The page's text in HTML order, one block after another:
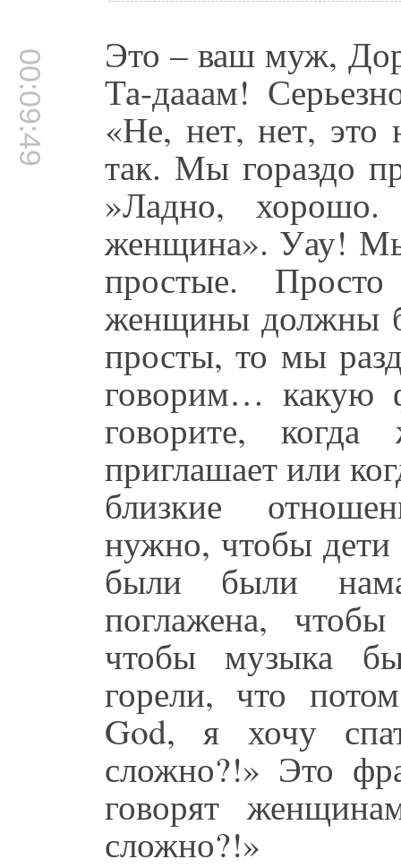
00:09:49 Это – ваш муж,
Та-дааам!
«Не, нет, нет, это
так. Мы гораздо
»Ладно,
женщина». Уау!
простые.
женщины должны
просты, то мы
говорим… какую
говорите,
приглашает или
близкие
нужно, чтобы дети
были были
поглажена,
чтобы музыка
горели, что
God, я хочу
сложно?!» Это
говорят
сложно?!»